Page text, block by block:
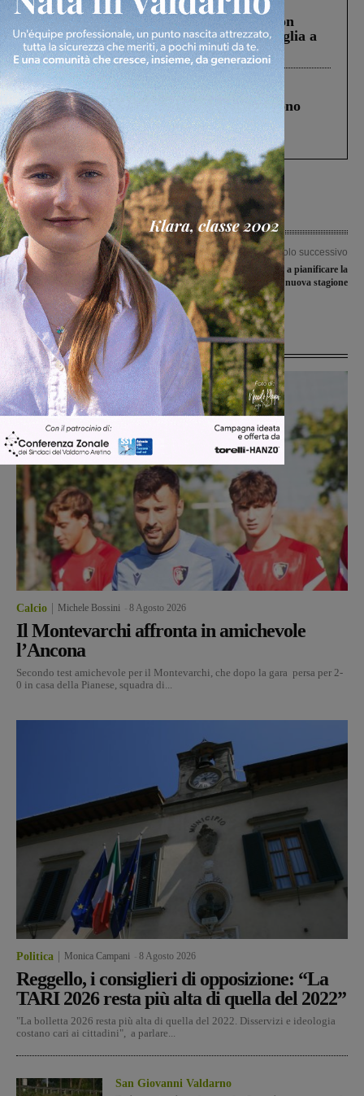
Scomparso da una struttura di Castiglion
Fiorentino l’uomo che aveva ucciso la figlia a
Levane nel 2020
Cronaca 4 Agosto 2026
Un anno fa la strage in A1 in cui morirono
Gianni, Giulia e Franco. Lo schianto, il
processo, lo stop ai sorpassi fra tir....
Articolo precedente
Pista ciclabile Troghi-Cellai, Eva
Uccella rispedisce al mittente le accuse
di Cinque: “Il progetto resta in piedi”
Articolo successivo
La Rignanese inizia a pianificare la
nuova stagione
Ultime Notizie
Calcio Michele Bossini 8 Agosto 2026
Il Montevarchi affronta in amichevole
l’Ancona
Secondo test amichevole per il Montevarchi, che dopo la gara persa per 2-
0 in casa della Pianese, squadra di...
Politica Monica Campani 8 Agosto 2026
Reggello, i consiglieri di opposizione: “La
TARI 2026 resta più alta di quella del 2022”
"La bolletta 2026 resta più alta di quella del 2022. Disservizi e ideologia
costano cari ai cittadini", a parlare...
San Giovanni Valdarno